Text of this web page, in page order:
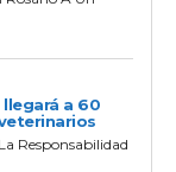
a 60
Responsabilidad